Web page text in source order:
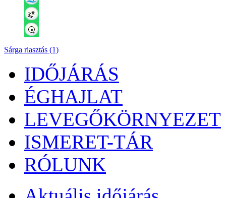
Sárga riasztás (1)
IDŐJÁRÁS
ÉGHAJLAT
LEVEGŐKÖRNYEZET
ISMERET-TÁR
RÓLUNK